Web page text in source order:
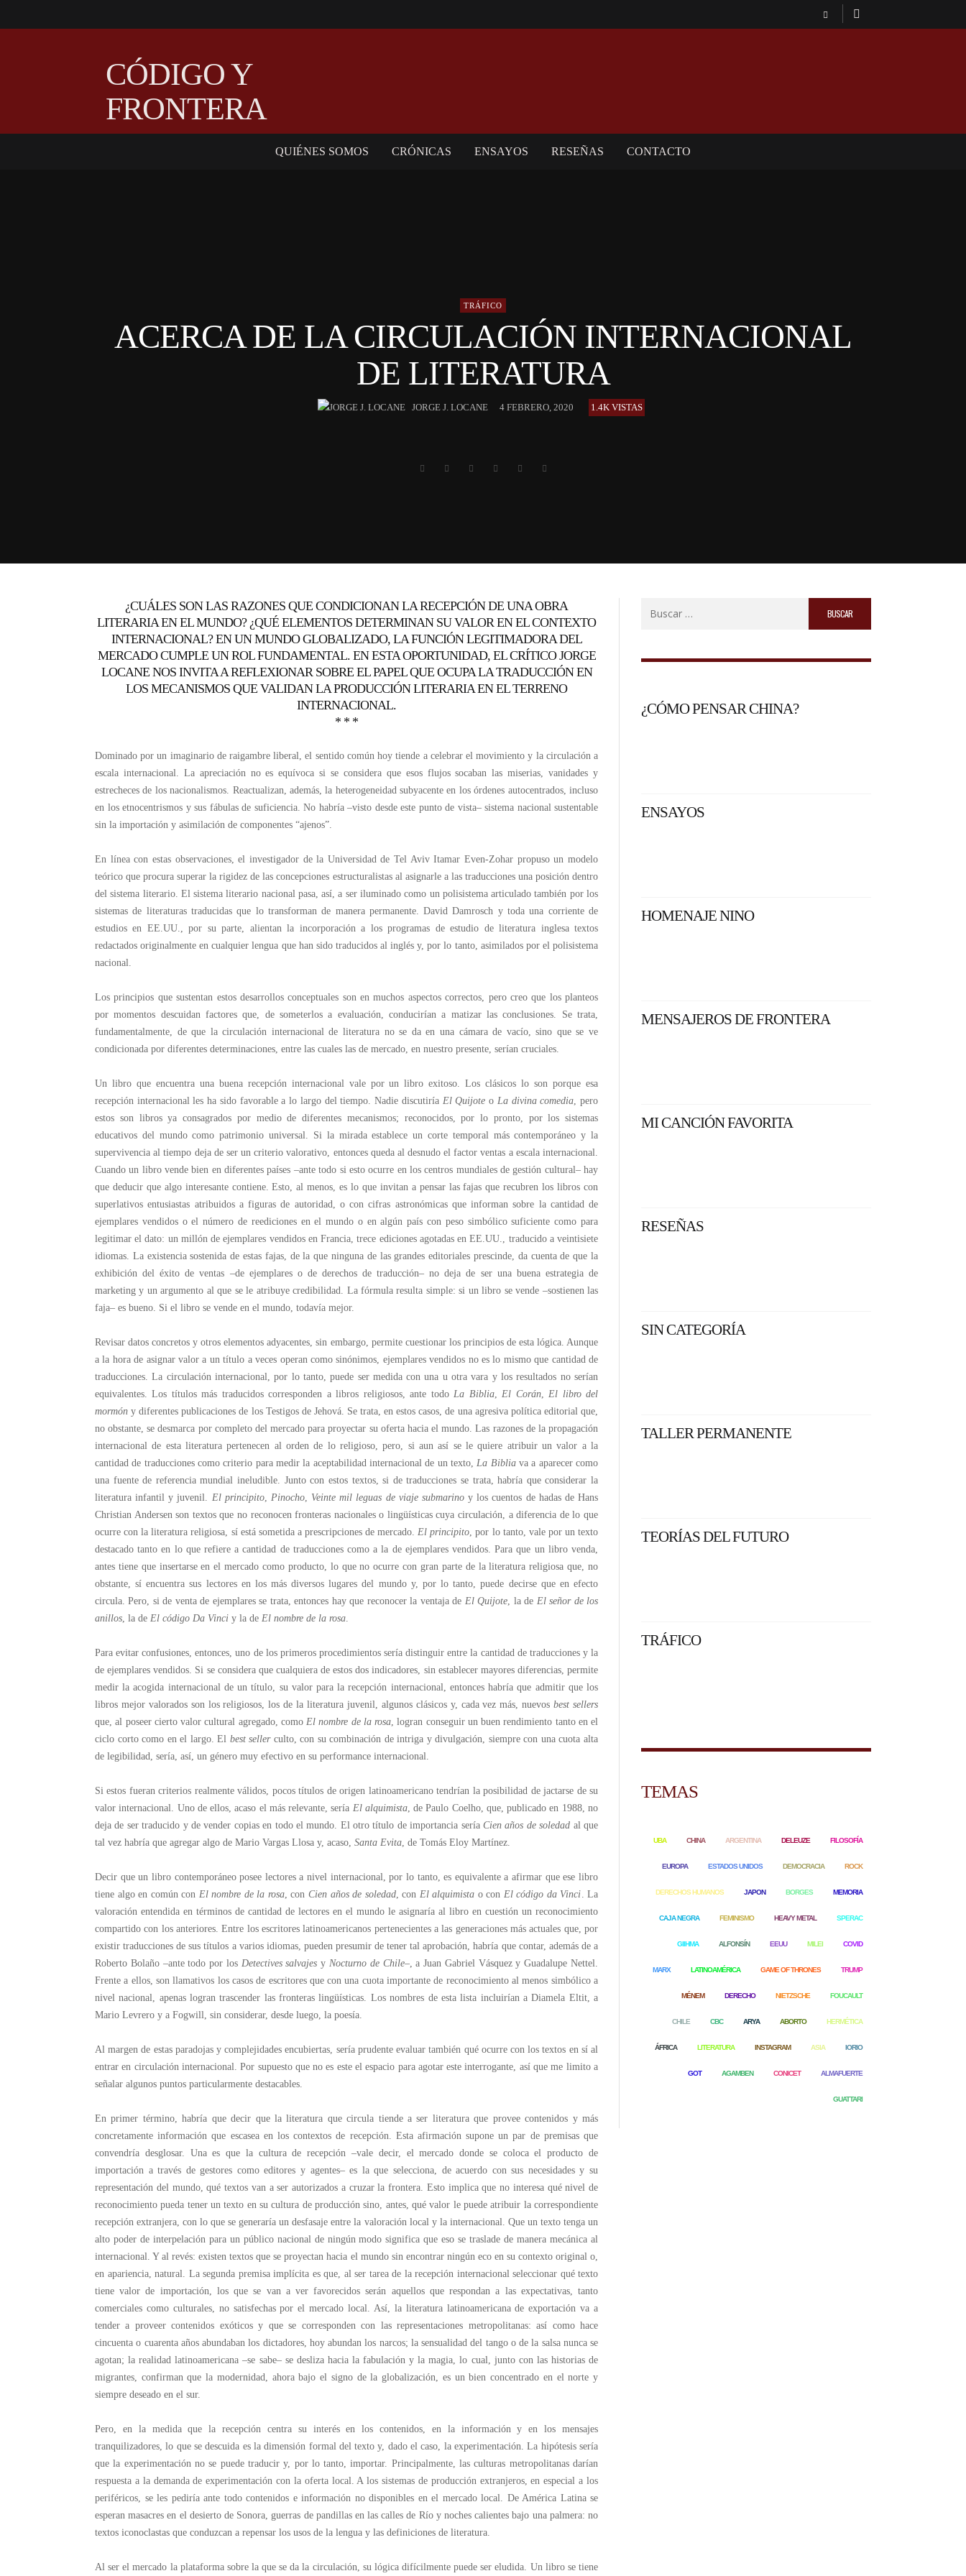
CÓDIGO Y
FRONTERA
QUIÉNES SOMOS CRÓNICAS ENSAYOS RESEÑAS CONTACTO
TRÁFICO
ACERCA DE LA CIRCULACIÓN INTERNACIONAL
DE LITERATURA
JORGE J. LOCANE 4 FEBRERO, 2020 1.4K VISTAS
¿CUÁLES SON LAS RAZONES QUE CONDICIONAN LA RECEPCIÓN DE UNA OBRA
LITERARIA EN EL MUNDO? ¿QUÉ ELEMENTOS DETERMINAN SU VALOR EN EL CONTEXTO
INTERNACIONAL? EN UN MUNDO GLOBALIZADO, LA FUNCIÓN LEGITIMADORA DEL
MERCADO CUMPLE UN ROL FUNDAMENTAL. EN ESTA OPORTUNIDAD, EL CRÍTICO JORGE
LOCANE NOS INVITA A REFLEXIONAR SOBRE EL PAPEL QUE OCUPA LA TRADUCCIÓN EN
LOS MECANISMOS QUE VALIDAN LA PRODUCCIÓN LITERARIA EN EL TERRENO
INTERNACIONAL.
* * *
Dominado por un imaginario de raigambre liberal, el sentido común hoy tiende a celebrar el movimiento y la circulación a
escala internacional. La apreciación no es equívoca si se considera que esos flujos socaban las miserias, vanidades y
estrecheces de los nacionalismos. Reactualizan, además, la heterogeneidad subyacente en los órdenes autocentrados, incluso
en los etnocentrismos y sus fábulas de suficiencia. No habría –visto desde este punto de vista– sistema nacional sustentable
sin la importación y asimilación de componentes “ajenos”.
En línea con estas observaciones, el investigador de la Universidad de Tel Aviv Itamar Even-Zohar propuso un modelo
teórico que procura superar la rigidez de las concepciones estructuralistas al asignarle a las traducciones una posición dentro
del sistema literario. El sistema literario nacional pasa, así, a ser iluminado como un polisistema articulado también por los
sistemas de literaturas traducidas que lo transforman de manera permanente. David Damrosch y toda una corriente de
estudios en EE.UU., por su parte, alientan la incorporación a los programas de estudio de literatura inglesa textos
redactados originalmente en cualquier lengua que han sido traducidos al inglés y, por lo tanto, asimilados por el polisistema
nacional.
Los principios que sustentan estos desarrollos conceptuales son en muchos aspectos correctos, pero creo que los planteos
por momentos descuidan factores que, de someterlos a evaluación, conducirían a matizar las conclusiones. Se trata,
fundamentalmente, de que la circulación internacional de literatura no se da en una cámara de vacío, sino que se ve
condicionada por diferentes determinaciones, entre las cuales las de mercado, en nuestro presente, serían cruciales.
Un libro que encuentra una buena recepción internacional vale por un libro exitoso. Los clásicos lo son porque esa
recepción internacional les ha sido favorable a lo largo del tiempo. Nadie discutiría El Quijote o La divina comedia , pero
estos son libros ya consagrados por medio de diferentes mecanismos; reconocidos, por lo pronto, por los sistemas
educativos del mundo como patrimonio universal. Si la mirada establece un corte temporal más contemporáneo y la
supervivencia al tiempo deja de ser un criterio valorativo, entonces queda al desnudo el factor ventas a escala internacional.
Cuando un libro vende bien en diferentes países –ante todo si esto ocurre en los centros mundiales de gestión cultural– hay
que deducir que algo interesante contiene. Esto, al menos, es lo que invitan a pensar las fajas que recubren los libros con
superlativos entusiastas atribuidos a figuras de autoridad, o con cifras astronómicas que informan sobre la cantidad de
ejemplares vendidos o el número de reediciones en el mundo o en algún país con peso simbólico suficiente como para
legitimar el dato: un millón de ejemplares vendidos en Francia, trece ediciones agotadas en EE.UU., traducido a veintisiete
idiomas. La existencia sostenida de estas fajas, de la que ninguna de las grandes editoriales prescinde, da cuenta de que la
exhibición del éxito de ventas –de ejemplares o de derechos de traducción– no deja de ser una buena estrategia de
marketing y un argumento al que se le atribuye credibilidad. La fórmula resulta simple: si un libro se vende –sostienen las
faja– es bueno. Si el libro se vende en el mundo, todavía mejor.
Revisar datos concretos y otros elementos adyacentes, sin embargo, permite cuestionar los principios de esta lógica. Aunque
a la hora de asignar valor a un título a veces operan como sinónimos, ejemplares vendidos no es lo mismo que cantidad de
traducciones. La circulación internacional, por lo tanto, puede ser medida con una u otra vara y los resultados no serían
equivalentes. Los títulos más traducidos corresponden a libros religiosos, ante todo La Biblia, El Corán, El libro del
mormón y diferentes publicaciones de los Testigos de Jehová. Se trata, en estos casos, de una agresiva política editorial que,
no obstante, se desmarca por completo del mercado para proyectar su oferta hacia el mundo. Las razones de la propagación
internacional de esta literatura pertenecen al orden de lo religioso, pero, si aun así se le quiere atribuir un valor a la
cantidad de traducciones como criterio para medir la aceptabilidad internacional de un texto, La Bibliava a aparecer como
una fuente de referencia mundial ineludible. Junto con estos textos, si de traducciones se trata, habría que considerar la
literatura infantil y juvenil. El principito, Pinocho, Veinte mil leguas de viaje submarinoy los cuentos de hadas de Hans
Christian Andersen son textos que no reconocen fronteras nacionales o lingüísticas cuya circulación, a diferencia de lo que
ocurre con la literatura religiosa, sí está sometida a prescripciones de mercado. El principito , por lo tanto, vale por un texto
destacado tanto en lo que refiere a cantidad de traducciones como a la de ejemplares vendidos. Para que un libro venda,
antes tiene que insertarse en el mercado como producto, lo que no ocurre con gran parte de la literatura religiosa que, no
obstante, sí encuentra sus lectores en los más diversos lugares del mundo y, por lo tanto, puede decirse que en efecto
circula. Pero, si de venta de ejemplares se trata, entonces hay que reconocer la ventaja de El Quijote , la de El señor de los
anillos , la de El código Da Vinci y la de El nombre de la rosa
Para evitar confusiones, entonces, uno de los primeros procedimientos sería distinguir entre la cantidad de traducciones y la
de ejemplares vendidos. Si se considera que cualquiera de estos dos indicadores, sin establecer mayores diferencias, permite
medir la acogida internacional de un título, su valor para la recepción internacional, entonces habría que admitir que los
libros mejor valorados son los religiosos, los de la literatura juvenil, algunos clásicos y, cada vez más, nuevosbest sellers
que, al poseer cierto valor cultural agregado, como El nombre de la rosa , logran conseguir un buen rendimiento tanto en el
ciclo corto como en el largo. El best sellerculto, con su combinación de intriga y divulgación, siempre con una cuota alta
de legibilidad, sería, así, un género muy efectivo en su performance internacional.
Si estos fueran criterios realmente válidos, pocos títulos de origen latinoamericano tendrían la posibilidad de jactarse de su
valor internacional. Uno de ellos, acaso el más relevante, sería El alquimista, de Paulo Coelho, que, publicado en 1988, no
deja de ser traducido y de vender copias en todo el mundo. El otro título de importancia seríaCien años de soledad al que
tal vez habría que agregar algo de Mario Vargas Llosa y, acaso, Santa Evita , de Tomás Eloy Martínez.
Decir que un libro contemporáneo posee lectores a nivel internacional, por lo tanto, es equivalente a afirmar que ese libro
tiene algo en común con El nombre de la rosa, con Cien años de soledad, con El alquimista o con El código da Vinci . La
valoración entendida en términos de cantidad de lectores en el mundo le asignaría al libro en cuestión un reconocimiento
compartido con los anteriores. Entre los escritores latinoamericanos pertenecientes a las generaciones más actuales que, por
existir traducciones de sus títulos a varios idiomas, pueden presumir de tener tal aprobación, habría que contar, además de a
Roberto Bolaño –ante todo por los Detectives salvajes y Nocturno de Chile–, a Juan Gabriel Vásquez y Guadalupe Nettel.
Frente a ellos, son llamativos los casos de escritores que con una cuota importante de reconocimiento al menos simbólico a
nivel nacional, apenas logran trascender las fronteras lingüísticas. Los nombres de esta lista incluirían a Diamela Eltit, a
Mario Levrero y a Fogwill, sin considerar, desde luego, la poesía.
Al margen de estas paradojas y complejidades encubiertas, sería prudente evaluar también qué ocurre con los textos en sí al
entrar en circulación internacional. Por supuesto que no es este el espacio para agotar este interrogante, así que me limito a
señalar algunos puntos particularmente destacables.
En primer término, habría que decir que la literatura que circula tiende a ser literatura que provee contenidos y más
concretamente información que escasea en los contextos de recepción. Esta afirmación supone un par de premisas que
convendría desglosar. Una es que la cultura de recepción –vale decir, el mercado donde se coloca el producto de
importación a través de gestores como editores y agentes– es la que selecciona, de acuerdo con sus necesidades y su
representación del mundo, qué textos van a ser autorizados a cruzar la frontera. Esto implica que no interesa qué nivel de
reconocimiento pueda tener un texto en su cultura de producción sino, antes, qué valor le puede atribuir la correspondiente
recepción extranjera, con lo que se generaría un desfasaje entre la valoración local y la internacional. Que un texto tenga un
alto poder de interpelación para un público nacional de ningún modo significa que eso se traslade de manera mecánica al
internacional. Y al revés: existen textos que se proyectan hacia el mundo sin encontrar ningún eco en su contexto original o,
en apariencia, natural. La segunda premisa implícita es que, al ser tarea de la recepción internacional seleccionar qué texto
tiene valor de importación, los que se van a ver favorecidos serán aquellos que respondan a las expectativas, tanto
comerciales como culturales, no satisfechas por el mercado local. Así, la literatura latinoamericana de exportación va a
tender a proveer contenidos exóticos y que se corresponden con las representaciones metropolitanas: así como hace
cincuenta o cuarenta años abundaban los dictadores, hoy abundan los narcos; la sensualidad del tango o de la salsa nunca se
agotan; la realidad latinoamericana –se sabe– se desliza hacia la fabulación y la magia, lo cual, junto con las historias de
migrantes, confirman que la modernidad, ahora bajo el signo de la globalización, es un bien concentrado en el norte y
siempre deseado en el sur.
Pero, en la medida que la recepción centra su interés en los contenidos, en la información y en los mensajes
tranquilizadores, lo que se descuida es la dimensión formal del texto y, dado el caso, la experimentación. La hipótesis sería
que la experimentación no se puede traducir y, por lo tanto, importar. Principalmente, las culturas metropolitanas darían
respuesta a la demanda de experimentación con la oferta local. A los sistemas de producción extranjeros, en especial a los
periféricos, se les pediría ante todo contenidos e información no disponibles en el mercado local. De América Latina se
esperan masacres en el desierto de Sonora, guerras de pandillas en las calles de Río y noches calientes bajo una palmera: no
textos iconoclastas que conduzcan a repensar los usos de la lengua y las definiciones de literatura.
Al ser el mercado la plataforma sobre la que se da la circulación, su lógica difícilmente puede ser eludida. Un libro se tiene
¿CÓMO PENSAR CHINA?
ENSAYOS
HOMENAJE NINO
MENSAJEROS DE FRONTERA
MI CANCIÓN FAVORITA
RESEÑAS
SIN CATEGORÍA
TALLER PERMANENTE
TEORÍAS DEL FUTURO
TRÁFICO
TEMAS
UBA CHINA ARGENTINA DELEUZE FILOSOFÍA
EUROPA ESTADOS UNIDOS DEMOCRACIA ROCK
DERECHOS HUMANOS JAPON BORGES MEMORIA
CAJA NEGRA FEMINISMO HEAVY METAL SPERAC
GIIHMA ALFONSÍN EEUU MILEI COVID
MARX LATINOAMÉRICA GAME OF THRONES TRUMP
MÉNEM DERECHO NIETZSCHE FOUCAULT
CHILE CBC ARYA ABORTO HERMÉTICA
ÁFRICA LITERATURA INSTAGRAM ASIA IORIO
GOT AGAMBEN CONICET ALMAFUERTE
GUATTARI